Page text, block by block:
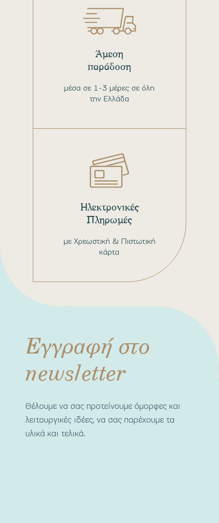
μέσα σε 1-3 μέρες σε όλη
την Ελλάδα
Άμεση
παράδοση
με Χρεωστική & Πιστωτική
κάρτα
Ηλεκτρονικές
Πληρωμές
Εγγραφή στο
newsletter
Θέλουμε να σας προτείνουμε όμορφες και
λειτουργικές ιδέες, να σας παρέχουμε τα
υλικά και τελικά.